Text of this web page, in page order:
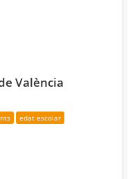
València
edat escolar